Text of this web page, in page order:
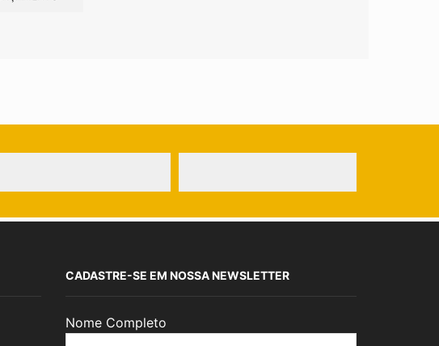
CADASTRE-SE EM NOSSA NEWSLETTER
Nome Completo